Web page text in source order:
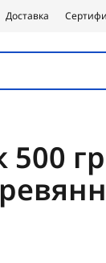
Доставка
500